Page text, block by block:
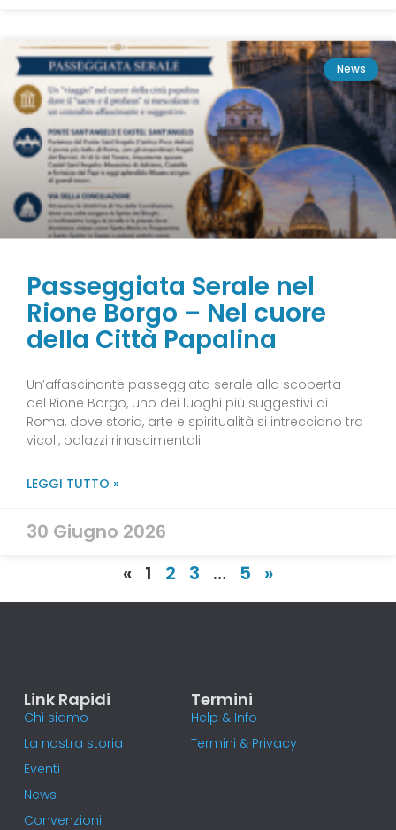
News
Passeggiata Serale nel
Rione Borgo – Nel cuore
della Città Papalina
Un’affascinante passeggiata serale alla scoperta
del Rione Borgo, uno dei luoghi più suggestivi di
Roma, dove storia, arte e spiritualità si intrecciano tra
vicoli, palazzi rinascimentali
LEGGI TUTTO »
30 Giugno 2026
« 1 2 3 … 5 »
Link Rapidi
Chi siamo
La nostra storia
Eventi
News
Convenzioni
Termini
Help & Info
Termini & Privacy